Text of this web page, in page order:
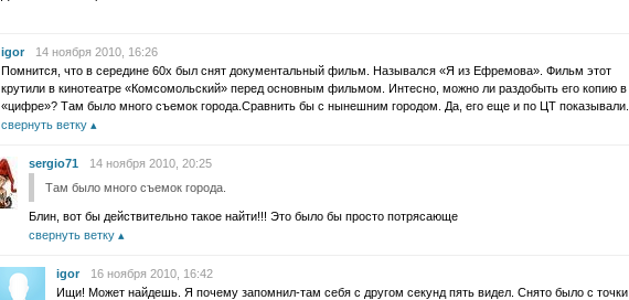
igor
14 ноября 2010, 16:26
Помнится, что в середине 60х был снят документальный фильм. Назывался «Я из Ефремова». Фильм этот
крутили в кинотеатре «Комсомольский» перед основным фильмом. Интесно, можно ли раздобыть его копию в
«цифре»? Там было много съемок города.Сравнить бы с нынешним городом. Да, его еще и по ЦТ показывали.
свернуть ветку
sergio71
14 ноября 2010, 20:25
Там было много съемок города.
Блин, вот бы действительно такое найти!!! Это было бы просто потрясающе
свернуть ветку
igor
16 ноября 2010, 16:42
Ищи! Может найдешь. Я почему запомнил-там себя с другом секунд пять видел. Снято было с точки